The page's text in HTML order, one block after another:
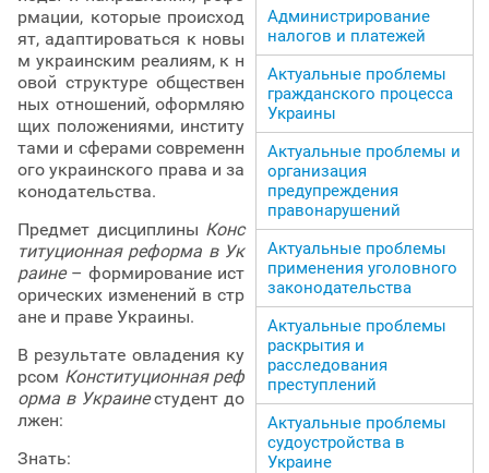
рмации, которые происход
ят, адаптироваться к новы
м украинским реалиям, к н
овой структуре обществен
ных отношений, оформляю
щих положениями, институ
тами и сферами современн
ого украинского права и за
конодательства.
Предмет дисциплины Конс
титуционная реформа в Ук
раине– формирование ист
орических изменений в стр
ане и праве Украины.
В результате овладения ку
рсом Конституционная реф
орма в Украинестудент до
лжен:
Знать:
Администрирование
налогов и платежей
Актуальные проблемы
гражданского процесса
Украины
Актуальные проблемы и
организация
предупреждения
правонарушений
Актуальные проблемы
применения уголовного
законодательства
Актуальные проблемы
раскрытия и
расследования
преступлений
Актуальные проблемы
судоустройства в
Украине